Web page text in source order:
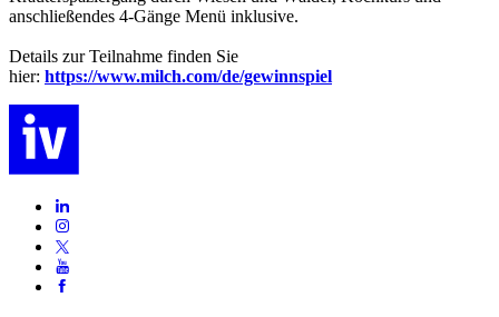
anschließendes 4-Gänge Menü inklusive.
Details zur Teilnahme finden Sie
hier: https://www.milch.com/de/gewinnspiel